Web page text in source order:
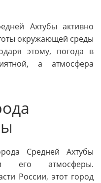
Ахтубы активно
окружающей среды
этому, погода в
а атмосфера
Средней Ахтубы
его атмосферы.
России, этот город